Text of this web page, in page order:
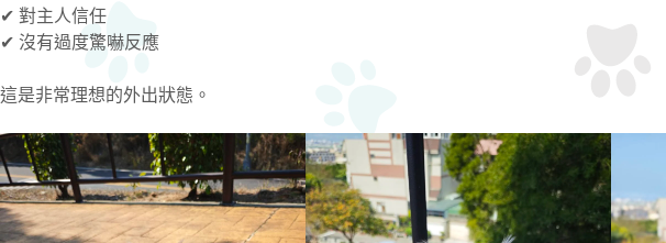
✔ 對主人信任
✔ 沒有過度驚嚇反應
這是非常理想的外出狀態。